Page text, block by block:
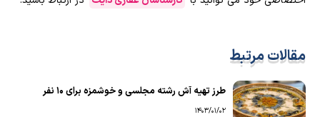
مقالات مرتبط
طرز تهیه آش رشته مجلسی و خوشمزه برای ۱۰ نفر
1403/01/02